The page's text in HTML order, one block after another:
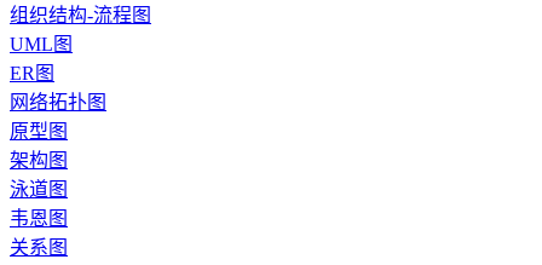
组织结构-流程图
UML图
ER图
网络拓扑图
原型图
架构图
泳道图
韦恩图
关系图